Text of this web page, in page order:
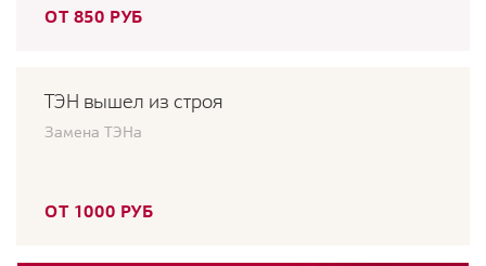
ОТ 850 РУБ
ТЭН вышел из строя
Замена ТЭНа
ОТ 1000 РУБ